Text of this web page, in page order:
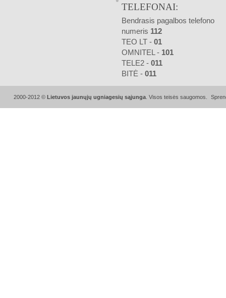
TELEFONAI:
Bendrasis pagalbos telefono
numeris 112
TEO LT - 01
OMNITEL - 101
TELE2 - 011
BITĖ - 011
2000-2012 © Lietuvos jaunųjų ugniagesių sąjunga . Visos teisės saugomos.